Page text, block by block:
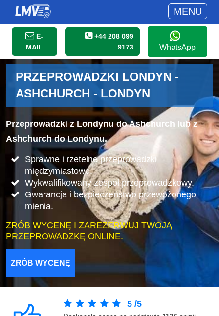
MENU
E-
MAIL
+44 208 099
9173
WhatsApp
PRZEPROWADZKI LONDYN -
ASHCHURCH - LONDYN
Przeprowadzki z Londynu do Ashchurch lub z
Ashchurch do Londynu.
Sprawne i rzetelne przeprowadzki
międzymiastowe.
Wykwalifikowany zespół przeprowadzkowy.
Gwarancja i bezpieczeństwo przewożonego
mienia.
ZRÓB WYCENĘ I ZAREZERWUJ TWOJĄ
PRZEPROWADZKĘ ONLINE.
ZRÓB WYCENĘ
5 /5